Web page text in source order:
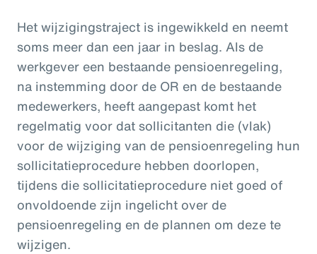
Het wijzigingstraject is ingewikkeld en neemt
soms meer dan een jaar in beslag. Als de
werkgever een bestaande pensioenregeling,
na instemming door de OR en de bestaande
medewerkers, heeft aangepast komt het
regelmatig voor dat sollicitanten die (vlak)
voor de wijziging van de pensioenregeling hun
sollicitatieprocedure hebben doorlopen,
tijdens die sollicitatieprocedure niet goed of
onvoldoende zijn ingelicht over de
pensioenregeling en de plannen om deze te
wijzigen.